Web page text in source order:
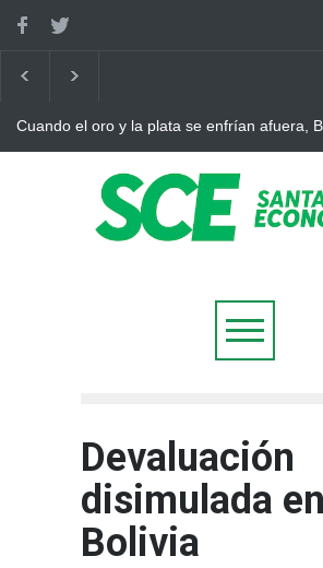
Cuando el oro y la plata se enfrían afuera,
Devaluación
disimulada en
Bolivia